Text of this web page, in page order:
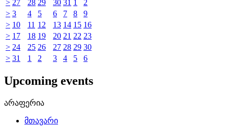
> 27 28 29 30 31 1
2
> 3 4 5 6 7 8
9
> 10 11 12 13 14 15 16
> 17 18 19 20 21 22 23
> 24 25 26 27 28 29 30
> 31 1 2 3 4 5 6
Upcoming events
არაფერია
მთავარი